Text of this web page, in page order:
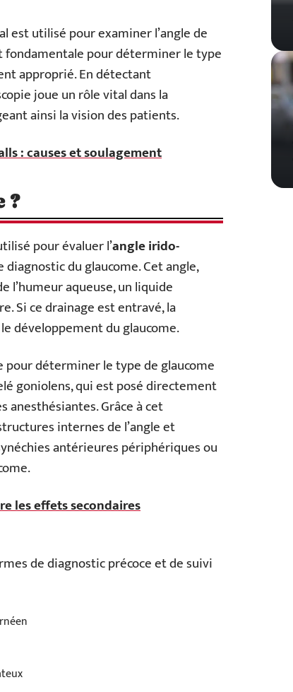
est utilisé pour examiner l’angle de
pour déterminer le type
approprié. En détectant
joue un rôle vital dans la
ainsi la vision des patients.
: causes et soulagement
?
pour évaluer l’angle irido-
du glaucome. Cet angle,
l’humeur aqueuse, un liquide
Si ce drainage est entravé, la
développement du glaucome.
pour déterminer le type de glaucome
goniolens, qui est posé directement
anesthésiantes. Grâce à cet
internes de l’angle et
antérieures périphériques ou
les effets secondaires
de diagnostic précoce et de suivi